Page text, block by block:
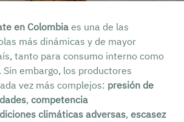
en Colombia es una de las
más dinámicas y de mayor
tanto para consumo interno como
embargo, los productores
vez más complejos: presión de
, competencia
climáticas adversas, escasez